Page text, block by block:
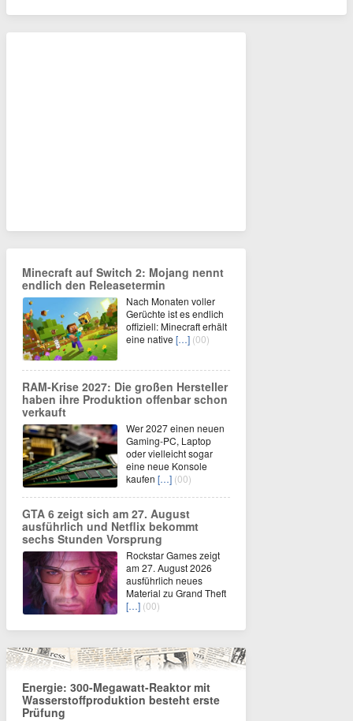
Minecraft auf Switch 2: Mojang nennt
endlich den Releasetermin
Nach Monaten voller
Gerüchte ist es endlich
offiziell: Minecraft erhält
eine native […] (00)
RAM-Krise 2027: Die großen Hersteller
haben ihre Produktion offenbar schon
verkauft
Wer 2027 einen neuen
Gaming-PC, Laptop
oder vielleicht sogar
eine neue Konsole
kaufen […] (00)
GTA 6 zeigt sich am 27. August
ausführlich und Netflix bekommt
sechs Stunden Vorsprung
Rockstar Games zeigt
am 27. August 2026
ausführlich neues
Material zu Grand Theft
[…] (00)
Energie: 300-Megawatt-Reaktor mit
Wasserstoffproduktion besteht erste
Prüfung